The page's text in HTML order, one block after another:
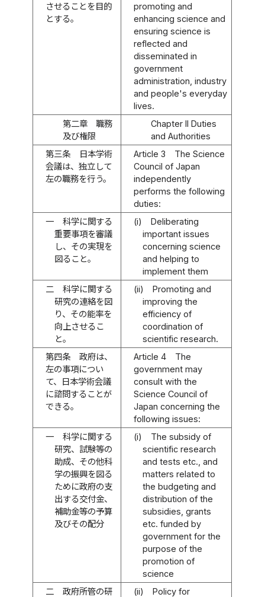
させることを目的
とする。
promoting and
enhancing science and
ensuring science is
reflected and
disseminated in
government
administration, industry
and people's everyday
lives.
第二章 職務
及び権限
Chapter II Duties
and Authorities
第三条
日本学術
会議は、独立して
左の職務を行う。
Article 3
The Science
Council of Japan
independently
performs the following
duties:
一
科学に関する
重要事項を審議
し、その実現を
図ること。
(i)
Deliberating
important issues
concerning science
and helping to
implement them
二
科学に関する
研究の連絡を図
り、その能率を
向上させるこ
と。
(ii)
Promoting and
improving the
efficiency of
coordination of
scientific research.
第四条
政府は、
左の事項につい
て、日本学術会議
に諮問することが
できる。
Article 4
The
government may
consult with the
Science Council of
Japan concerning the
following issues:
一
科学に関する
研究、試験等の
助成、その他科
学の振興を図る
ために政府の支
出する交付金、
補助金等の予算
及びその配分
(i)
The subsidy of
scientific research
and tests etc., and
matters related to
the budgeting and
distribution of the
subsidies, grants
etc. funded by
government for the
purpose of the
promotion of
science
二
政府所管の研
(ii)
Policy for